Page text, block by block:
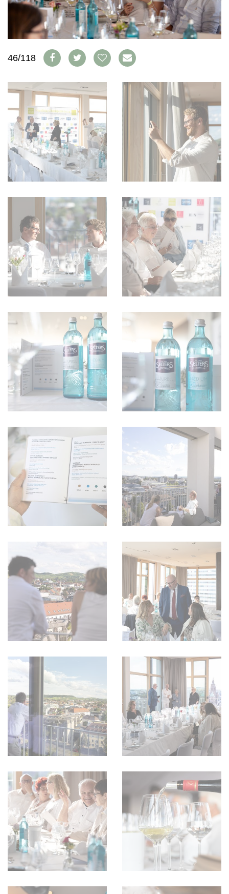
ABO
AUSGABE
ARCHIV
VORTEILSWELT
BÜCHER
WEINSZENE
PORTRAITS
VINOPHILES
ANMELDEN
AWARDS
GEWINNSPIELE
VORTEILSWELT
TRINKREIFETABELLE
ABO
WEINSUCHE
NEWSLETTER
WINE TRADE CLUB
REDAKTION
JOBS
WERBUNG
AGB & DATENSCHUTZ
46/118